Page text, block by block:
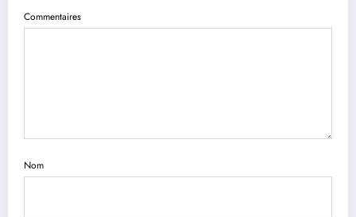
Commentaires
Nom